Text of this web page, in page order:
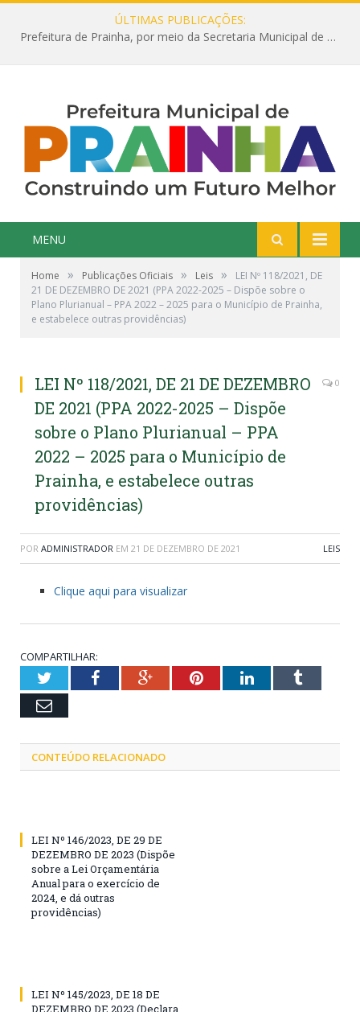
ÚLTIMAS PUBLICAÇÕES:
Prefeitura de Prainha, por meio da Secretaria Municipal de Educação, abre 354 vagas na área da Educação para 2025 com processo seletivo simplificado
MENU
Home » Publicações Oficiais » Leis »
LEI Nº 118/2021, DE
21 DE DEZEMBRO DE 2021 (PPA 2022-2025 – Dispõe sobre o
Plano Plurianual – PPA 2022 – 2025 para o Município de Prainha,
e estabelece outras providências)
LEI Nº 118/2021, DE 21 DE DEZEMBRO
DE 2021 (PPA 2022-2025 – Dispõe
sobre o Plano Plurianual – PPA
2022 – 2025 para o Município de
Prainha, e estabelece outras
providências)
0
POR ADMINISTRADOR EM 21 DE DEZEMBRO DE 2021 LEIS
Clique aqui para visualizar
COMPARTILHAR:
TwitterFacebookGoogle+PinterestLinkedInTumblr
Email
CONTEÚDO RELACIONADO
LEI Nº 146/2023, DE 29 DE
DEZEMBRO DE 2023 (Dispõe
sobre a Lei Orçamentária
Anual para o exercício de
2024, e dá outras
providências)
LEI Nº 145/2023, DE 18 DE
DEZEMBRO DE 2023 (Declara